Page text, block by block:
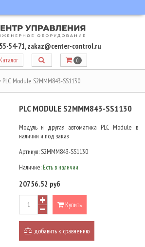
54-71,zakaz@center-control.ru
Каталог 0
PLC Module S2MMM843-SS1130
PLC MODULE S2MMM843-SS1130
Модуль и другая автоматика PLC Module в
наличии и под заказ
Артикул:S2MMM843-SS1130
Наличие: Есть в наличии
20756.52 руб
Купить
добавить к сравнению